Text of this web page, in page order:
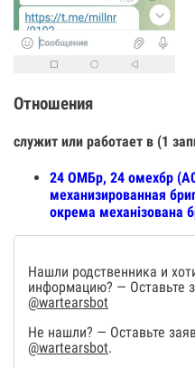
Отношения
служит или работает в (1
24 ОМБр, 24 омехбр
механизированная
окрема механізована
Нашли родственника и
информацию? — Оставьте
@wartearsbot
Не нашли? — Оставьте
@wartearsbot.